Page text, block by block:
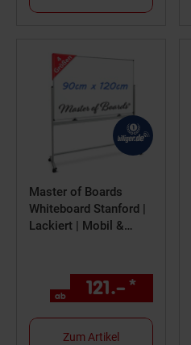
Master of Boards
Whiteboard Stanford |
Lackiert | Mobil &
ab 121.–* ab
Zum Artikel